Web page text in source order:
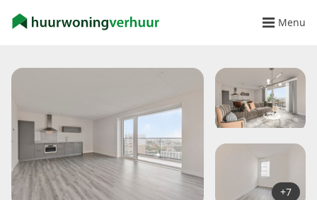
Menu
+7